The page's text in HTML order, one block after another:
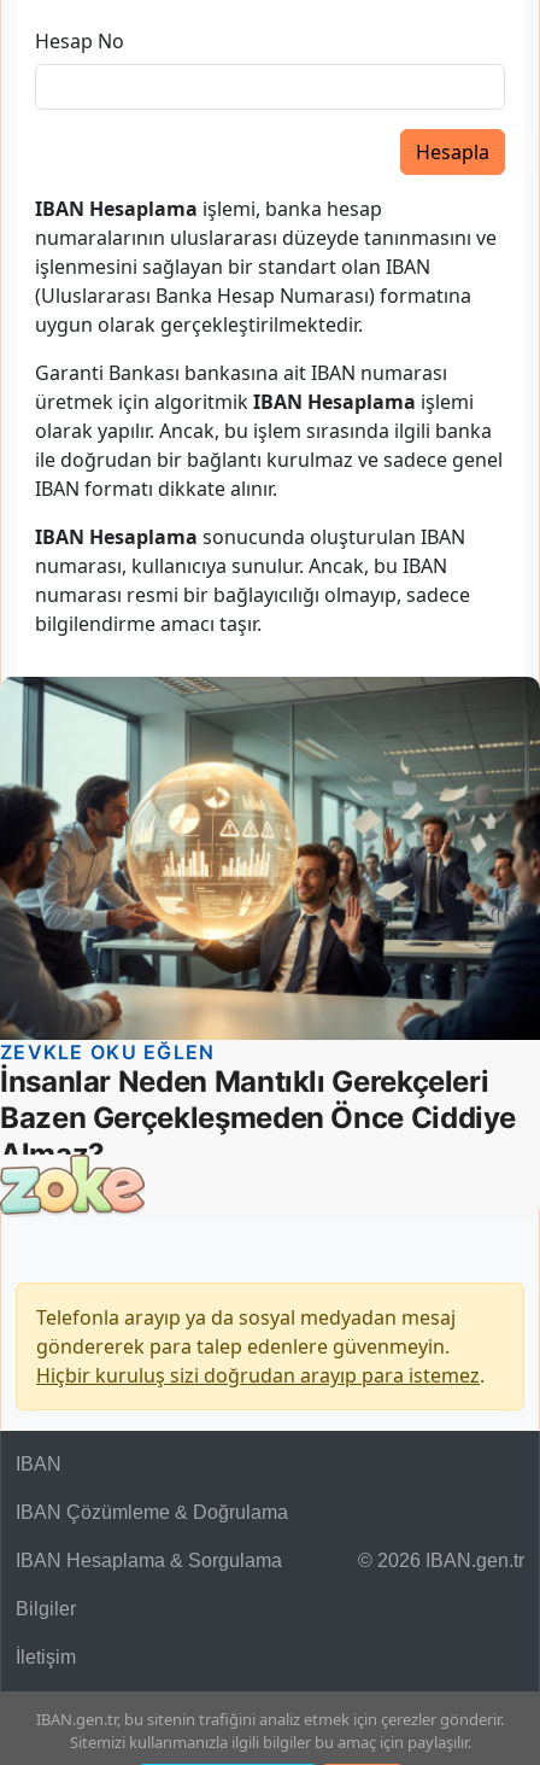
Hesap No
Hesapla
IBAN Hesaplama işlemi, banka hesap
numaralarının uluslararası düzeyde tanınmasını ve
işlenmesini sağlayan bir standart olan IBAN
(Uluslararası Banka Hesap Numarası) formatına
uygun olarak gerçekleştirilmektedir.
Garanti Bankası bankasına ait IBAN numarası
üretmek için algoritmikIBAN Hesaplama işlemi
olarak yapılır. Ancak, bu işlem sırasında ilgili banka
ile doğrudan bir bağlantı kurulmaz ve sadece genel
IBAN formatı dikkate alınır.
IBAN Hesaplama sonucunda oluşturulan IBAN
numarası, kullanıcıya sunulur. Ancak, bu IBAN
numarası resmi bir bağlayıcılığı olmayıp, sadece
bilgilendirme amacı taşır.
Telefonla arayıp ya da sosyal medyadan mesaj
göndererek para talep edenlere güvenmeyin.
Hiçbir kuruluş sizi doğrudan arayıp para istemez.
© 2026 IBAN.gen.tr
IBAN
IBAN Çözümleme & Doğrulama
IBAN Hesaplama & Sorgulama
Bilgiler
İletişim
IBAN.gen.tr, bu sitenin trafiğini analiz etmek için çerezler gönderir.
Sitemizi kullanmanızla ilgili bilgiler bu amaç için paylaşılır.